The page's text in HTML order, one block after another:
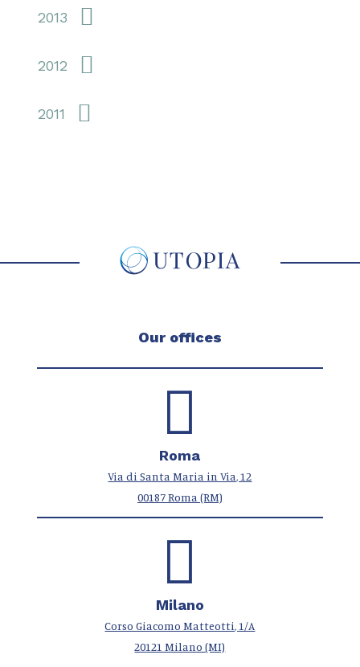
2013
2012
2011
Our offices
Roma
Via di Santa Maria in Via, 12
00187 Roma (RM)
Milano
Corso Giacomo Matteotti, 1/A
20121 Milano (MI)